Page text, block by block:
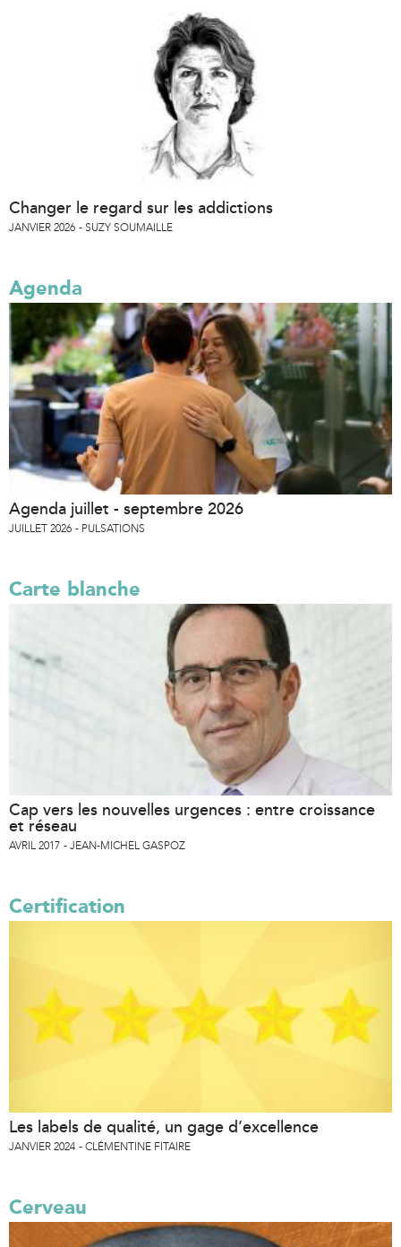
Changer le regard sur les addictions
JANVIER 2026 SUZY SOUMAILLE
Agenda
Agenda juillet - septembre 2026
JUILLET 2026 PULSATIONS
Carte blanche
Cap vers les nouvelles urgences : entre croissance
et réseau
AVRIL 2017 JEAN-MICHEL GASPOZ
Certification
Les labels de qualité, un gage d’excellence
JANVIER 2024 CLÉMENTINE FITAIRE
Cerveau